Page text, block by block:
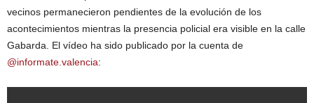
vecinos permanecieron pendientes de la evolución de los
acontecimientos mientras la presencia policial era visible en la calle
Gabarda. El vídeo ha sido publicado por la cuenta de
@informate.valencia: